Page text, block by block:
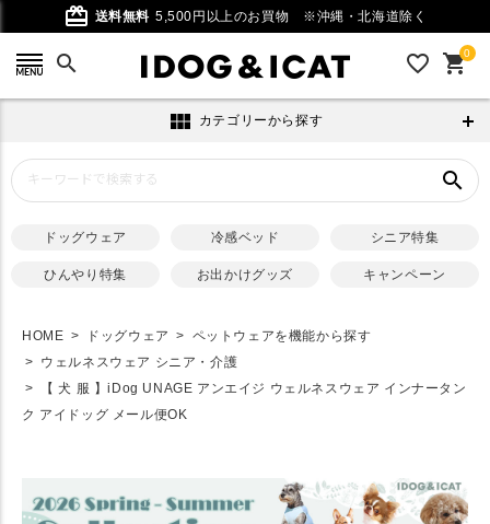
card_giftcard 送料無料 5,500円以上のお買物 ※沖縄・北海道除く
search favorite_outline 0
shopping_cart
view_module カテゴリーから探す
search
ドッグウェア 冷感ベッド シニア特集
ひんやり特集 お出かけグッズ キャンペーン
HOME ドッグウェア
ペットウェアを機能から探す
ウェルネスウェア シニア・介護
【 犬 服 】iDog UNAGE アンエイジ ウェルネスウェア インナータン
ク アイドッグ メール便OK